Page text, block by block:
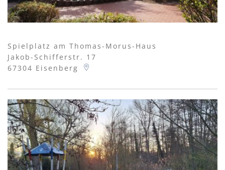
Spielplatz am Thomas-Morus-Haus
Jakob-Schifferstr. 17
67304 Eisenberg